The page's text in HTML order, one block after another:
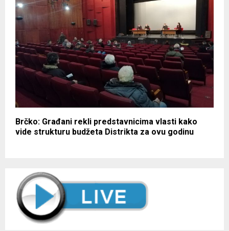
Brčko: Građani rekli predstavnicima vlasti kako
vide strukturu budžeta Distrikta za ovu godinu